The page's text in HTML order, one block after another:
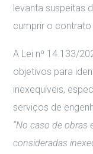
levanta suspeitas
cumprir o
A Lei nº 14.133/
objetivos para
inexequíveis,
serviços de
“No caso de obras
consideradas